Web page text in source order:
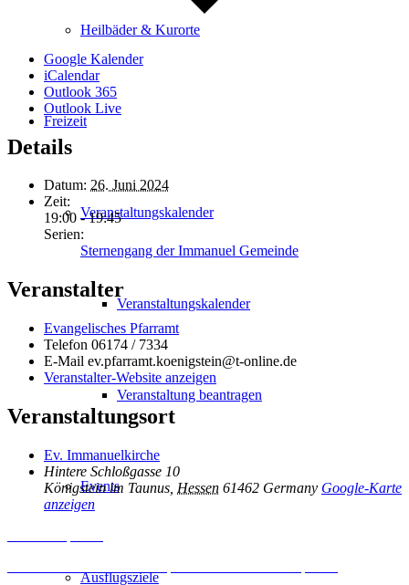
Heilbäder & Kurorte
Freizeit
Veranstaltungskalender
Veranstaltungskalender
Veranstaltung beantragen
Events
Ausflugsziele
Google Kalender
iCalendar
Outlook 365
Outlook Live
Details
Datum: 26. Juni 2024
Zeit:
19:00 - 19:45
Serien:
Sternengang der Immanuel Gemeinde
Veranstalter
Evangelisches Pfarramt
Telefon 06174 / 7334
E-Mail ev.pfarramt.koenigstein@t-online.de
Veranstalter-Website anzeigen
Veranstaltungsort
Ev. Immanuelkirche
Hintere Schloßgasse 10
Königstein im Taunus Hessen 61462 Germany Google-Karte
anzeigen